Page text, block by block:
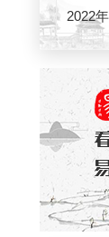
2022